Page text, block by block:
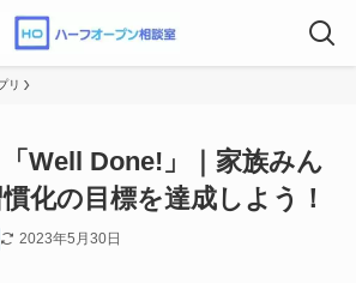
リ
Well Done!」｜家族みん
化の目標を達成しよう！
2023年5月30日